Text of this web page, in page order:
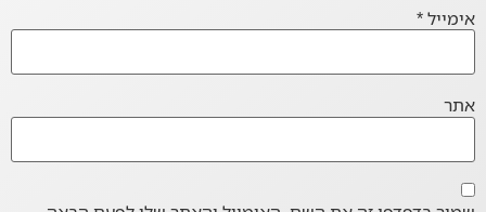
אימייל*
אתר